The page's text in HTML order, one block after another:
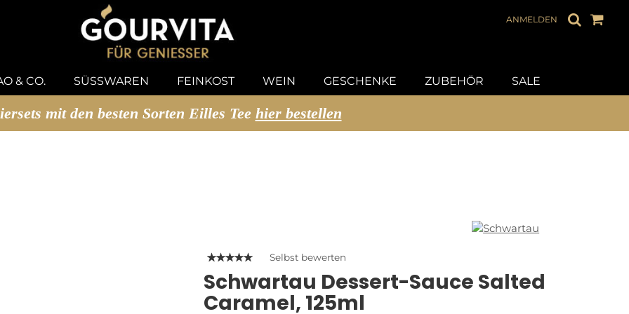
ANMELDEN
& CO. SÜSSWAREN FEINKOST WEIN GESCHENKE ZUBEHÖR SALE
mit den besten Sorten Eilles Tee hier bestellen
Selbst bewerten
Schwartau Dessert-Sauce Salted
Caramel, 125ml